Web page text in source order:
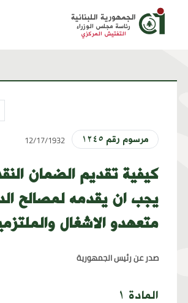
الجمهورية اللبنانية
رئاسة مجلس الوزراء
التفتيش المركزي
مرسوم رقم ١٢٤٥ 12/17/1932
كيفية تقديم الضمان
يجب ان يقدمه لمصالح
متعهدو الاشغال
صدر عن رئيس الجمهورية
المادة ١